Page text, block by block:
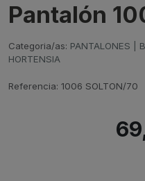
Pantalón
Categoria/as: PANTALONES |
HORTENSIA
Referencia: 1006 SOLTON/70